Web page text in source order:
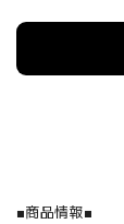
■商品情報■